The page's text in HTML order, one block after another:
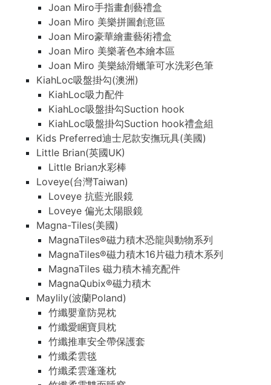
Joan Miro手指畫創藝禮盒
Joan Miro 美樂拼圖創意區
Joan Miro豪華繪畫藝術禮盒
Joan Miro 美樂著色本繪本區
Joan Miro 美樂絲滑蠟筆可水洗彩色筆
KiahLoc吸盤掛勾(澳洲)
KiahLoc吸力配件
KiahLoc吸盤掛勾Suction hook
KiahLoc吸盤掛勾Suction hook禮盒組
Kids Preferred迪士尼款安撫玩具(美國)
Little Brian(英國UK)
Little Brian水彩棒
Loveye(台灣Taiwan)
Loveye 抗藍光眼鏡
Loveye 偏光太陽眼鏡
Magna-Tiles(美國)
MagnaTiles®磁力積木恐龍與動物系列
MagnaTiles®磁力積木16片磁力積木系列
MagnaTiles 磁力積木補充配件
MagnaQubix®磁力積木
Maylily(波蘭Poland)
竹纖嬰童防晃枕
竹纖愛睏寶貝枕
竹纖推車安全帶保護套
竹纖柔雲毯
竹纖柔雲蓬蓬枕